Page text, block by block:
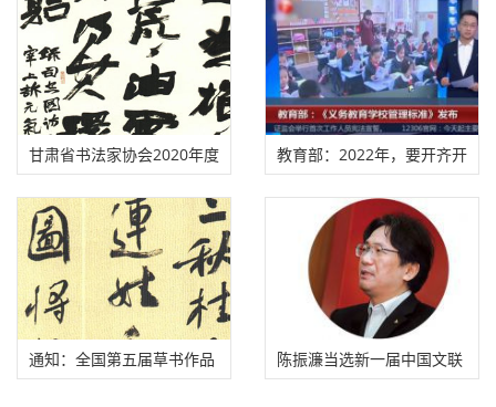
甘肃省书法家协会2020年度
拟批准会员名单
教育部：2022年，要开齐开
足书法课！
通知：全国第五届草书作品
陈振濂当选新一届中国文联